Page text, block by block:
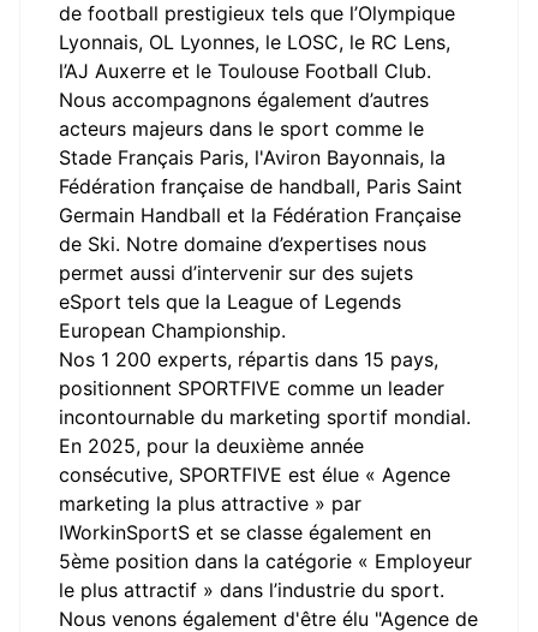
de football prestigieux tels que l’Olympique
Lyonnais, OL Lyonnes, le LOSC, le RC Lens,
l’AJ Auxerre et le Toulouse Football Club.
Nous accompagnons également d’autres
acteurs majeurs dans le sport comme le
Stade Français Paris, l'Aviron Bayonnais, la
Fédération française de handball, Paris Saint
Germain Handball et la Fédération Française
de Ski. Notre domaine d’expertises nous
permet aussi d’intervenir sur des sujets
eSport tels que la League of Legends
European Championship.
Nos 1 200 experts, répartis dans 15 pays,
positionnent SPORTFIVE comme un leader
incontournable du marketing sportif mondial.
En 2025, pour la deuxième année
consécutive, SPORTFIVE est élue « Agence
marketing la plus attractive » par
IWorkinSportS et se classe également en
5ème position dans la catégorie « Employeur
le plus attractif » dans l’industrie du sport.
Nous venons également d'être élu "Agence de